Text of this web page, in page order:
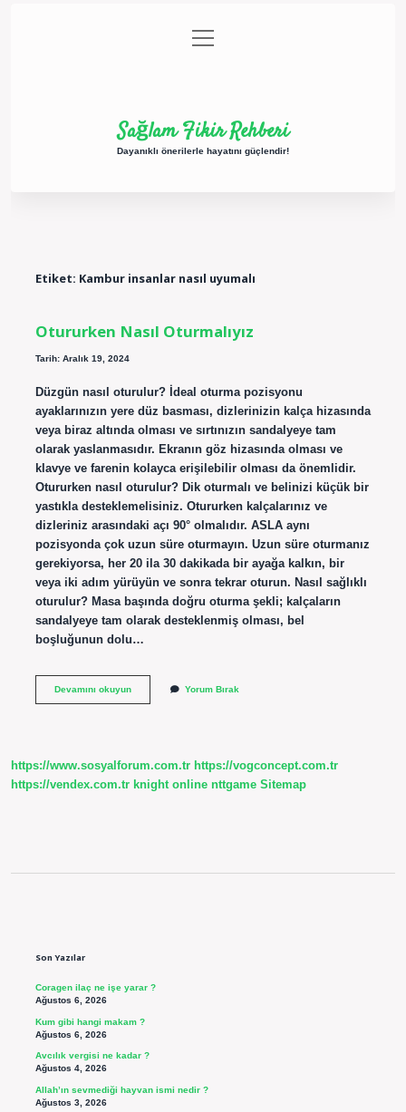
Gizlilik Politikası
menüyü
aç
Sağlam Fikir Rehberi
Dayanıklı önerilerle hayatını güçlendir!
Etiket: Kambur insanlar nasıl uyumalı
Otururken Nasıl Oturmalıyız
Tarih: Aralık 19, 2024
Düzgün nasıl oturulur? İdeal oturma pozisyonu
ayaklarınızın yere düz basması, dizlerinizin kalça hizasında
veya biraz altında olması ve sırtınızın sandalyeye tam
olarak yaslanmasıdır. Ekranın göz hizasında olması ve
klavye ve farenin kolayca erişilebilir olması da önemlidir.
Otururken nasıl oturulur? Dik oturmalı ve belinizi küçük bir
yastıkla desteklemelisiniz. Otururken kalçalarınız ve
dizleriniz arasındaki açı 90° olmalıdır. ASLA aynı
pozisyonda çok uzun süre oturmayın. Uzun süre oturmanız
gerekiyorsa, her 20 ila 30 dakikada bir ayağa kalkın, bir
veya iki adım yürüyün ve sonra tekrar oturun. Nasıl sağlıklı
oturulur? Masa başında doğru oturma şekli; kalçaların
sandalyeye tam olarak desteklenmiş olması, bel
boşluğunun dolu…
Devamını okuyunOtururken
Yorum Bırak
https://www.sosyalforum.com.tr https://vogconcept.com.tr
https://vendex.com.tr knight online nttgame Sitemap
Son Yazılar
Coragen ilaç ne işe yarar ?
Ağustos 6, 2026
Kum gibi hangi makam ?
Ağustos 6, 2026
Avcılık vergisi ne kadar ?
Ağustos 4, 2026
Allah’ın sevmediği hayvan ismi nedir ?
Ağustos 3, 2026